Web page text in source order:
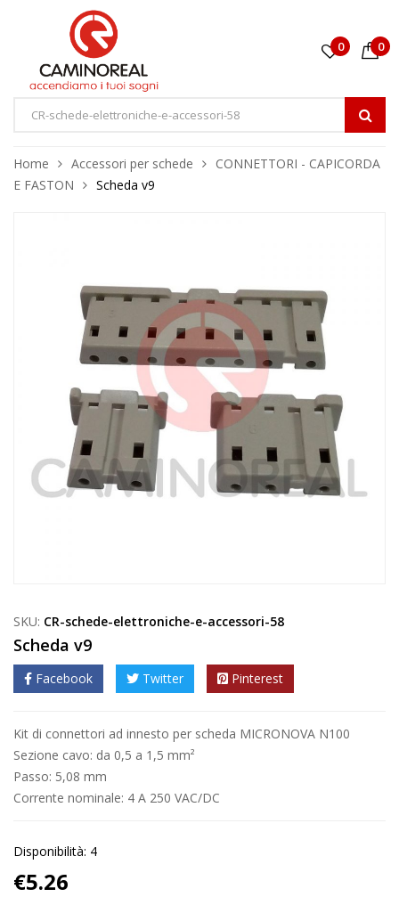
0 0
Home Accessori per schede
CONNETTORI - CAPICORDA
E FASTON
Scheda v9
SKU: CR-schede-elettroniche-e-accessori-58
Scheda v9
Facebook Twitter Pinterest
Kit di connettori ad innesto per scheda MICRONOVA N100
Sezione cavo: da 0,5 a 1,5 mm²
Passo: 5,08 mm
Corrente nominale: 4 A 250 VAC/DC
Disponibilità: 4
€5.26